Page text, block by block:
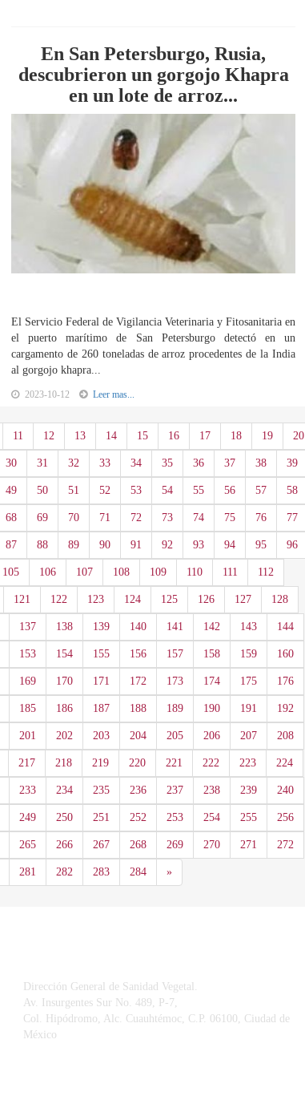
En San Petersburgo, Rusia,
descubrieron un gorgojo Khapra
en un lote de arroz...
El Servicio Federal de Vigilancia Veterinaria y Fitosanitaria en
el puerto marítimo de San Petersburgo detectó en un
cargamento de 260 toneladas de arroz procedentes de la India
al gorgojo khapra...
2023-10-12 Leer mas...
11 12 13 14 15 16 17 18 19 20
30 31 32 33 34 35 36 37 38 39
49 50 51 52 53 54 55 56 57 58
68 69 70 71 72 73 74 75 76 77
87 88 89 90 91 92 93 94 95 96
105 106 107 108 109 110 111 112
121 122 123 124 125 126 127 128
137 138 139 140 141 142 143 144
153 154 155 156 157 158 159 160
169 170 171 172 173 174 175 176
185 186 187 188 189 190 191 192
201 202 203 204 205 206 207 208
217 218 219 220 221 222 223 224
233 234 235 236 237 238 239 240
249 250 251 252 253 254 255 256
265 266 267 268 269 270 271 272
281 282 283 284 »Siguiente
Dirección General de Sanidad Vegetal.
Av. Insurgentes Sur No. 489, P-7,
Col. Hipódromo, Alc. Cuauhtémoc, C.P. 06100, Ciudad de
México